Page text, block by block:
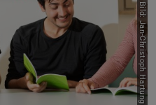
Bild: Jan-Christoph Hartung